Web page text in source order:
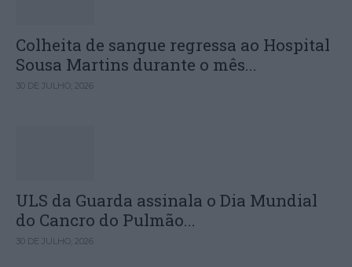
Colheita de sangue regressa ao Hospital
Sousa Martins durante o mês...
30 DE JULHO, 2026
ULS da Guarda assinala o Dia Mundial
do Cancro do Pulmão...
30 DE JULHO, 2026